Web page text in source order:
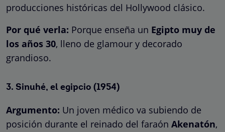
producciones históricas del Hollywood clásico.
Por qué verla: Porque enseña un Egipto muy de
los años 30, lleno de glamour y decorado
grandioso.
3. Sinuhé, el egipcio (1954)
Argumento: Un joven médico va subiendo de
posición durante el reinado del faraón Akenatón,